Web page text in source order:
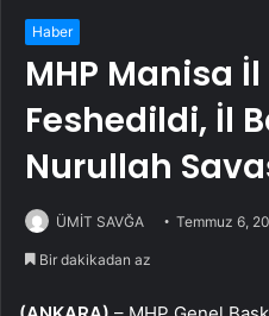
Haber
MHP Manisa İl
Feshedildi, İl
Nurullah
ÜMİT SAVĞA Temmuz 6,
Bir dakikadan az